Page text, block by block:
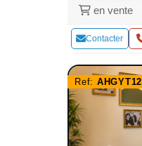
en vente
Contacter
Ref: AHGYT12